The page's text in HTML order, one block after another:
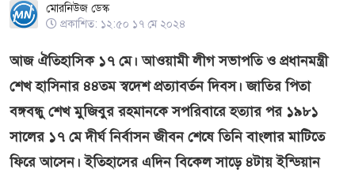
মোরনিউজ ডেস্ক
প্রকাশিত: ১২:৫০ ১৭ মে ২০২৪
আজ ঐতিহাসিক ১৭ মে। আওয়ামী লীগ সভাপতি ও প্রধানমন্ত্রী
শেখ হাসিনার ৪৪তম স্বদেশ প্রত্যাবর্তন দিবস। জাতির পিতা
বঙ্গবন্ধু শেখ মুজিবুর রহমানকে সপরিবারে হত্যার পর ১৯৮১
সালের ১৭ মে দীর্ঘ নির্বাসন জীবন শেষে তিনি বাংলার মাটিতে
ফিরে আসেন। ইতিহাসের এদিন বিকেল সাড়ে ৪টায় ইন্ডিয়ান